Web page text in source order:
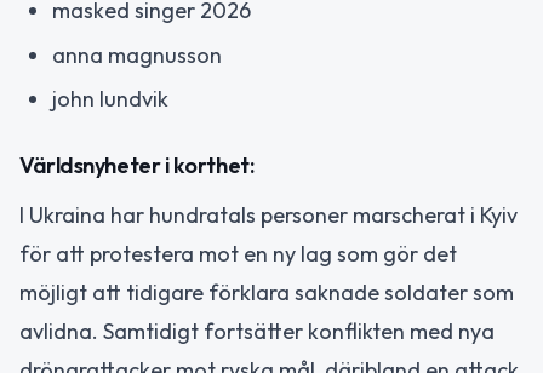
masked singer 2026
anna magnusson
john lundvik
Världsnyheter i korthet:
I Ukraina har hundratals personer marscherat i Kyiv
för att protestera mot en ny lag som gör det
möjligt att tidigare förklara saknade soldater som
avlidna. Samtidigt fortsätter konflikten med nya